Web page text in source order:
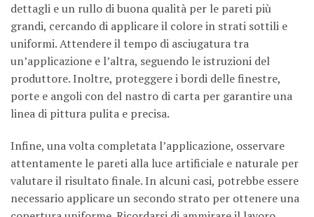
dettagli e un rullo di buona qualità per le pareti più
grandi, cercando di applicare il colore in strati sottili e
uniformi. Attendere il tempo di asciugatura tra
un’applicazione e l’altra, seguendo le istruzioni del
produttore. Inoltre, proteggere i bordi delle finestre,
porte e angoli con del nastro di carta per garantire una
linea di pittura pulita e precisa.
Infine, una volta completata l’applicazione, osservare
attentamente le pareti alla luce artificiale e naturale per
valutare il risultato finale. In alcuni casi, potrebbe essere
necessario applicare un secondo strato per ottenere una